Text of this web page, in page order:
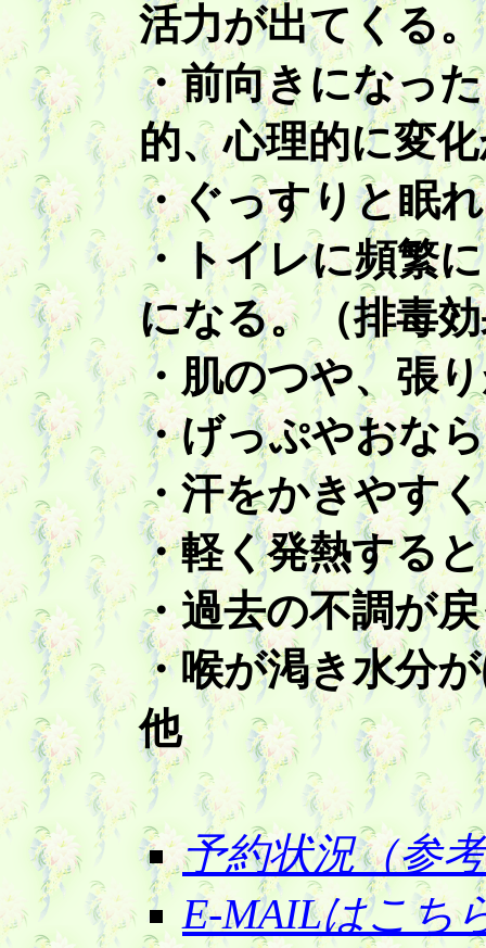
活力が出てくる。
・前向きになっ
的、心理的に変
・ぐっすりと眠
・トイレに頻繁
になる。（排毒
・肌のつや、張
・げっぷやおな
・汗をかきやす
・軽く発熱する
・過去の不調が
・喉が渇き水分
他
予約状況（参
E-MAILはこち